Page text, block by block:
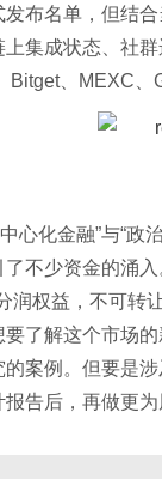
发布名单，但结
集成状态、社
、MEXC、
心化金融”与“政
不少资金的涌
润权益，不可转
了解这个市场
案例。但要是
告后，再做更为